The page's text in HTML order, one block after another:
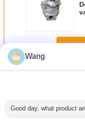
MeerHet toestelpomp
Wang
Good day, what product